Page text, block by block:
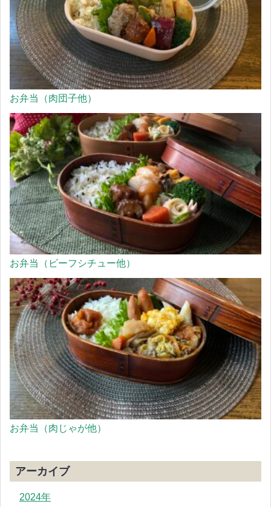
お弁当（肉団子他）
お弁当（ビーフシチュー他）
お弁当（肉じゃが他）
アーカイブ
2024年